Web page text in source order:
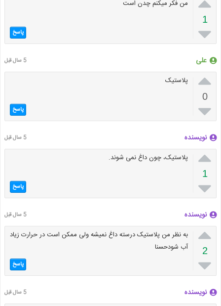
1

من فکر میکنم چدن است
پاسخ
علی 5 سال قبل

0

پلاستیک
پاسخ
نویسنده 5 سال قبل

1

پلاستیک، چون داغ نمی شوند.
پاسخ
نویسنده 5 سال قبل

2

به نظر من پلاستیک درسته داغ نمیشه ولی ممکن است در حرارت زیاد
آب شودحسنا
پاسخ
نویسنده 5 سال قبل